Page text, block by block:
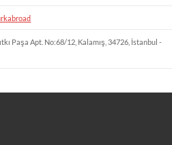
Paşa Apt. No:68/12, Kalamış, 34726, İstanbul -